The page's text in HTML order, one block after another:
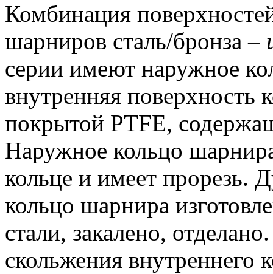
Комбинация
шарниров сталь/бронза –
серии имеют наружное
внутренняя поверхность
покрытой PTFE,
Наружное кольцо
кольце и имеет прорезь.
кольцо шарнира
стали, закалено, отделано.
скольжения внутреннего